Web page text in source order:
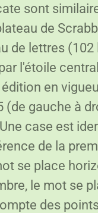
sont
de
de lettres
l'étoile
en
gauche à
case est
de la
se place
le mot se
des